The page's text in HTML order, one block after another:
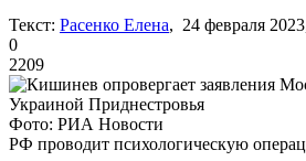
Текст: Расенко Елена, 24 февраля
0
2209
Фото: РИА Новости
РФ проводит психологическую